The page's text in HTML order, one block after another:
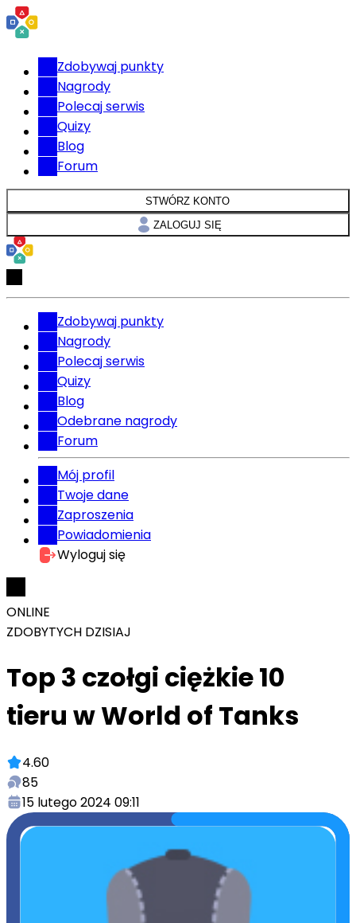
Zdobywaj punkty
Nagrody
Polecaj serwis
Quizy
Blog
Forum
STWÓRZ KONTO
ZALOGUJ SIĘ
Zdobywaj punkty
Nagrody
Polecaj serwis
Quizy
Blog
Odebrane nagrody
Forum
Mój profil
Twoje dane
Zaproszenia
Powiadomienia
Wyloguj się
ONLINE
ZDOBYTYCH DZISIAJ
Top 3 czołgi ciężkie 10
tieru w World of Tanks
4.60
85
15 lutego 2024 09:11